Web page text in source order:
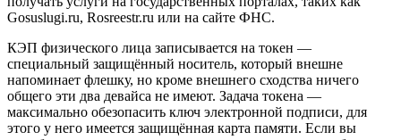
Gosuslugi.ru, Rosreestr.ru или на сайте ФНС.
КЭП физического лица записывается на токен —
специальный защищённый носитель, который внешне
напоминает флешку, но кроме внешнего сходства ничего
общего эти два девайса не имеют. Задача токена —
максимально обезопасить ключ электронной подписи, для
этого у него имеется защищённая карта памяти. Если вы